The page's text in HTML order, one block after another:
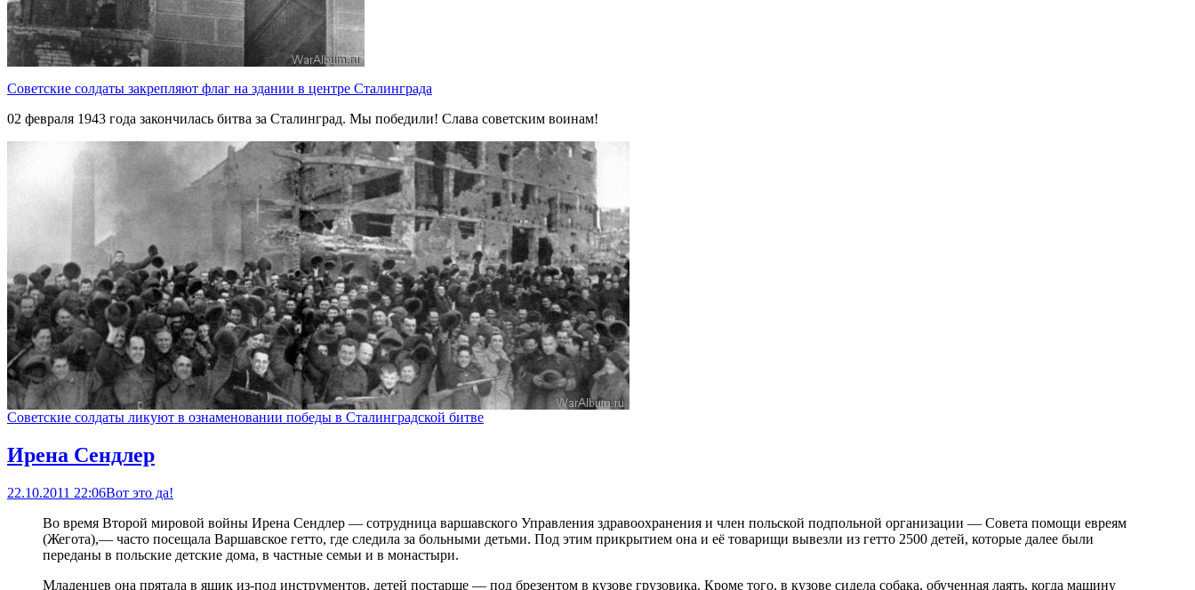
Советские солдаты закрепляют флаг на здании в центре Сталинграда
02 февраля 1943 года закончилась битва за Сталинград. Мы победили! Слава советским воинам!
Советские солдаты ликуют в ознаменовании победы в Сталинградской битве
Ирена Сендлер
22.10.2011 22:06Вот это да!
Во время Второй мировой войны Ирена Сендлер — сотрудница варшавского Управления здравоохранения и член польской подпольной организации — Совета помощи евреям
(Жегота),— часто посещала Варшавское гетто, где следила за больными детьми. Под этим прикрытием она и её товарищи вывезли из гетто 2500 детей, которые далее были
переданы в польские детские дома, в частные семьи и в монастыри.
Младенцев она прятала в ящик из-под инструментов, детей постарше — под брезентом в кузове грузовика. Кроме того, в кузове сидела собака, обученная лаять, когда машину